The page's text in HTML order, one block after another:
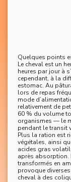
Quelques points
Le cheval est un
heures par jour à
cependant, à la
estomac. Au
lors de repas
mode
relativement de
60 % du volume
organismes — le
pendant le transit
Plus la ration est
végétales, ainsi
acides gras
après absorption.
transformés en
provoque
cheval à des